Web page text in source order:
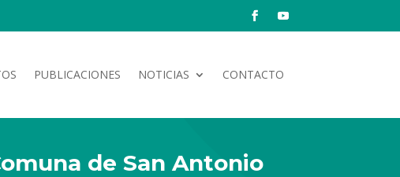
PUBLICACIONES NOTICIAS CONTACTO
de San Antonio